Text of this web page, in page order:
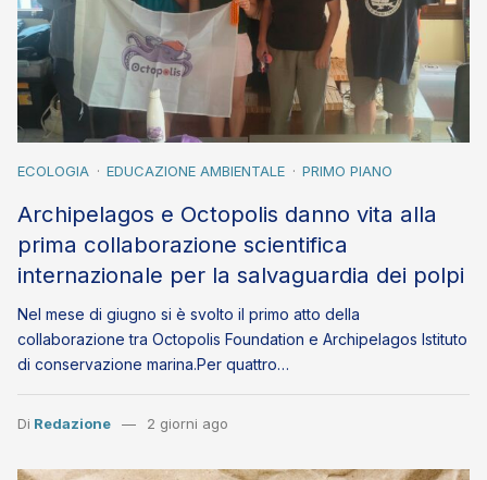
ECOLOGIA EDUCAZIONE AMBIENTALE PRIMO PIANO
Archipelagos e Octopolis danno vita alla
prima collaborazione scientifica
internazionale per la salvaguardia dei polpi
Nel mese di giugno si è svolto il primo atto della
collaborazione tra Octopolis Foundation e Archipelagos Istituto
di conservazione marina.Per quattro…
Di Redazione 2 giorni ago